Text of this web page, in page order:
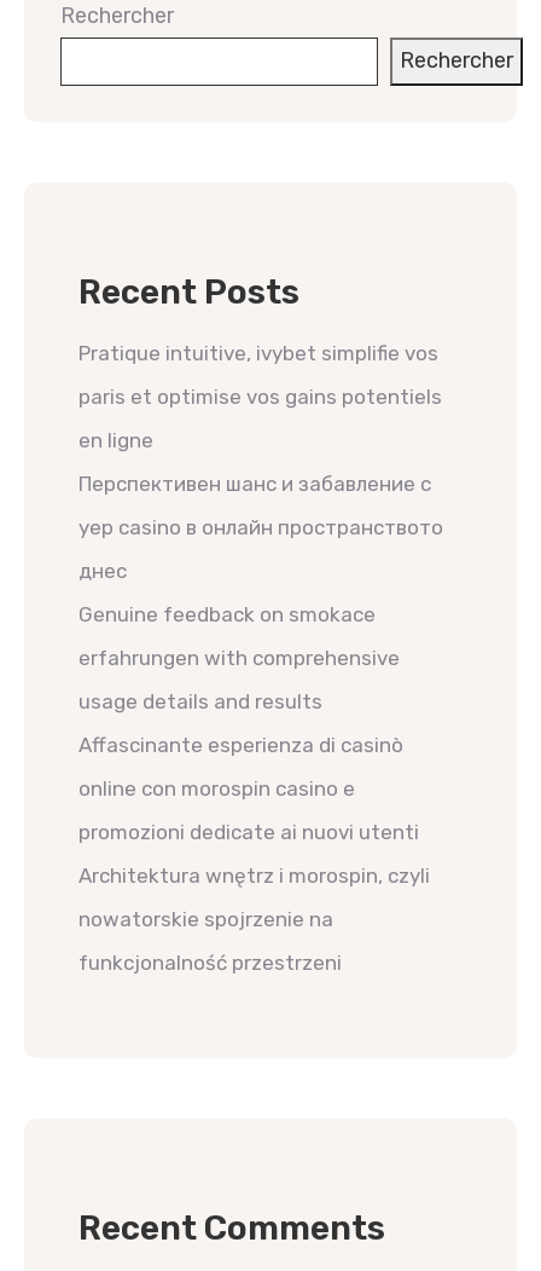
Rechercher
Rechercher
Recent Posts
Pratique intuitive, ivybet simplifie vos
paris et optimise vos gains potentiels
en ligne
Перспективен шанс и забавление с
yep casino в онлайн пространството
днес
Genuine feedback on smokace
erfahrungen with comprehensive
usage details and results
Affascinante esperienza di casinò
online con morospin casino e
promozioni dedicate ai nuovi utenti
Architektura wnętrz i morospin, czyli
nowatorskie spojrzenie na
funkcjonalność przestrzeni
Recent Comments